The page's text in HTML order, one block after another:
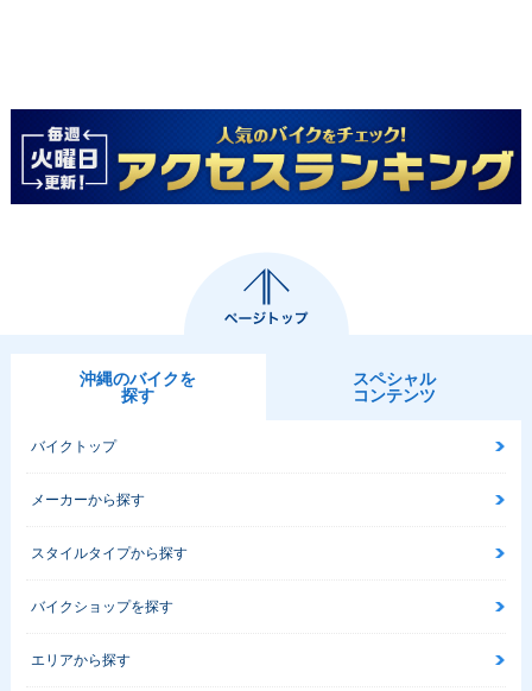
沖縄のバイクを
探す
スペシャル
コンテンツ
バイクトップ
メーカーから探す
スタイルタイプから探す
バイクショップを探す
エリアから探す